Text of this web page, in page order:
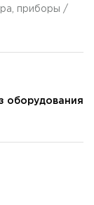
приборы /
оборудования